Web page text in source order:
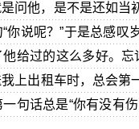
问他，是不是还如当
你说呢？”于是总感
给过的这么多好。
上出租车时，总会第
句话总是“你有没有